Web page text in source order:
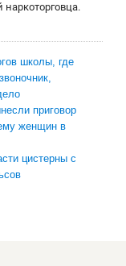
школы, где
приговор
женщин в
цистерны с